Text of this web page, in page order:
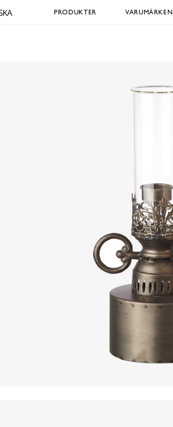
PRODUKTER VARUMÄRKEN